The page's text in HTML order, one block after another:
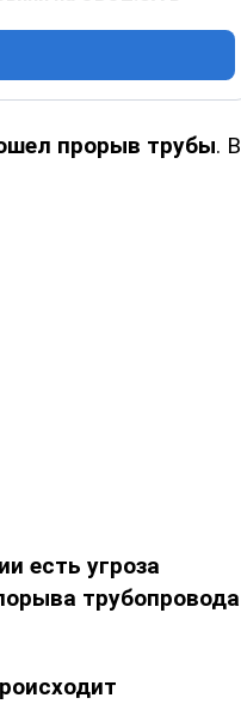
прорыв трубы. В
есть угроза
трубопровода